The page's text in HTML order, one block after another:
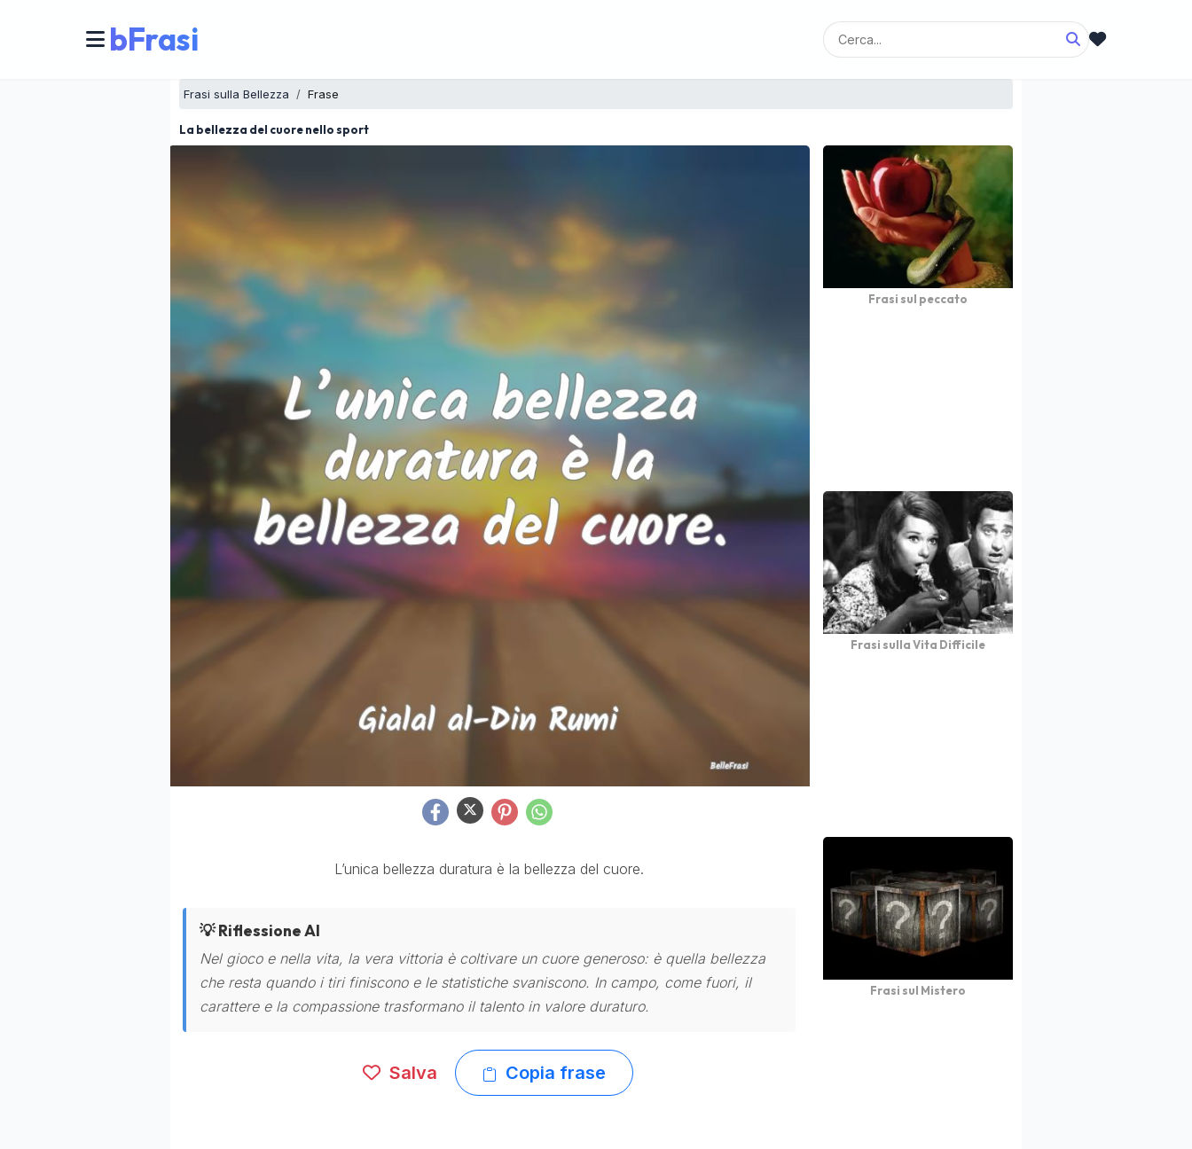
bFrasi
Frasi sulla Bellezza Frase
La bellezza del cuore nello sport
L’unica bellezza duratura è la bellezza del cuore.
💡 Riflessione AI
Nel gioco e nella vita, la vera vittoria è coltivare un cuore generoso: è quella bellezza
che resta quando i tiri finiscono e le statistiche svaniscono. In campo, come fuori, il
carattere e la compassione trasformano il talento in valore duraturo.
Salva Copia frase
Frasi sul peccato
Frasi sulla Vita Difficile
Frasi sul Mistero